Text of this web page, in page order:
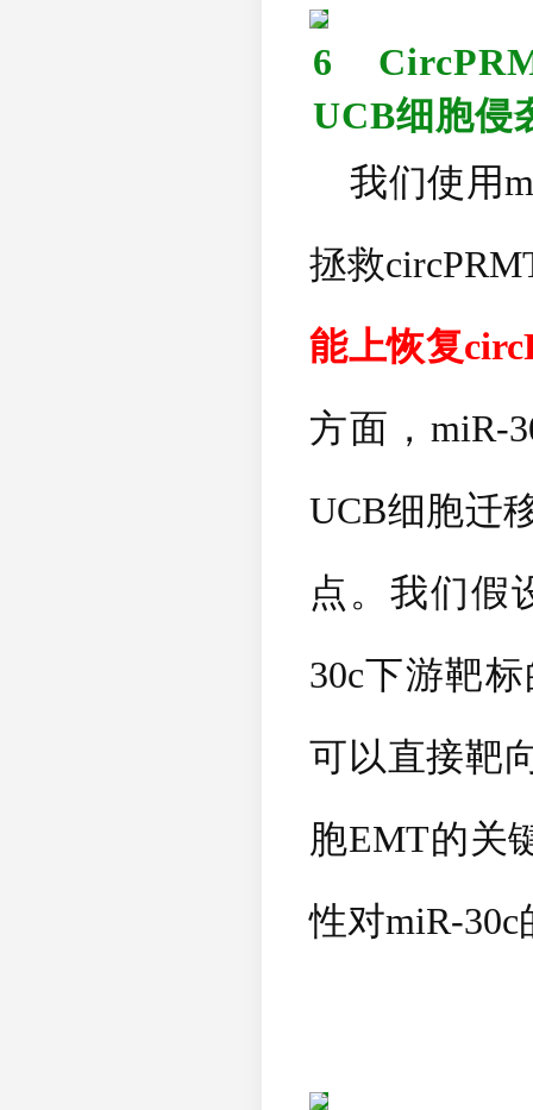
6
UCB细胞侵
我们使用
拯救
能上恢复
方面， miR-
UCB细胞迁
点。我们假
30c下游靶
可以直接靶
胞EMT的关
性对miR-30c